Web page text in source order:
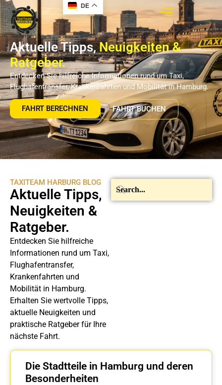
DE
Aktuelle Tipps,Neuigkeiten &
Ratgeber.
Entdecken Sie hilfreiche Informationen rund um Taxi,
Flughafentransfer, Krankenfahrten und Mobilität in Hamburg.
FAHRT BERECHNEN FAHRT BUCHEN
TAXITEAM HARBURG BLOG
Aktuelle Tipps,
Neuigkeiten &
Ratgeber.
Entdecken Sie hilfreiche
Informationen rund um Taxi,
Flughafentransfer,
Krankenfahrten und
Mobilität in Hamburg.
Erhalten Sie wertvolle Tipps,
aktuelle Neuigkeiten und
praktische Ratgeber für Ihre
nächste Fahrt.
Die Stadtteile in Hamburg und deren
Besonderheiten